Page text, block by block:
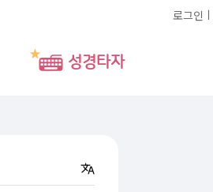
로그인 ㅣ
성경타자